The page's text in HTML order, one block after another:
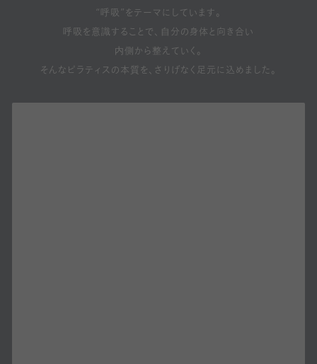
“呼吸”をテーマにしています。
呼吸を意識することで、自分の身体と向き合い
内側から整えていく。
そんなピラティスの本質を、さりげなく足元に込めました。